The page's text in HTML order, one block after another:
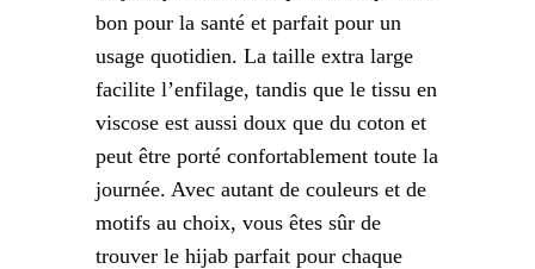
bon pour la santé et parfait pour un
usage quotidien. La taille extra large
facilite l’enfilage, tandis que le tissu en
viscose est aussi doux que du coton et
peut être porté confortablement toute la
journée. Avec autant de couleurs et de
motifs au choix, vous êtes sûr de
trouver le hijab parfait pour chaque